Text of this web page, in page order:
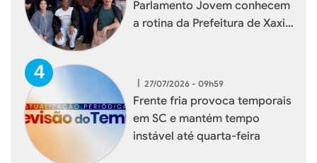
Parlamento Jovem conhecem
a rotina da Prefeitura de Xaxim
| 27/07/2026 - 09h59
Frente fria provoca temporais
em SC e mantém tempo
instável até quarta-feira